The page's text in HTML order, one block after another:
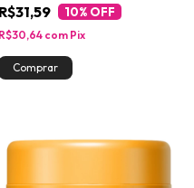
R$31,59 10% OFF
R$30,64 com Pix